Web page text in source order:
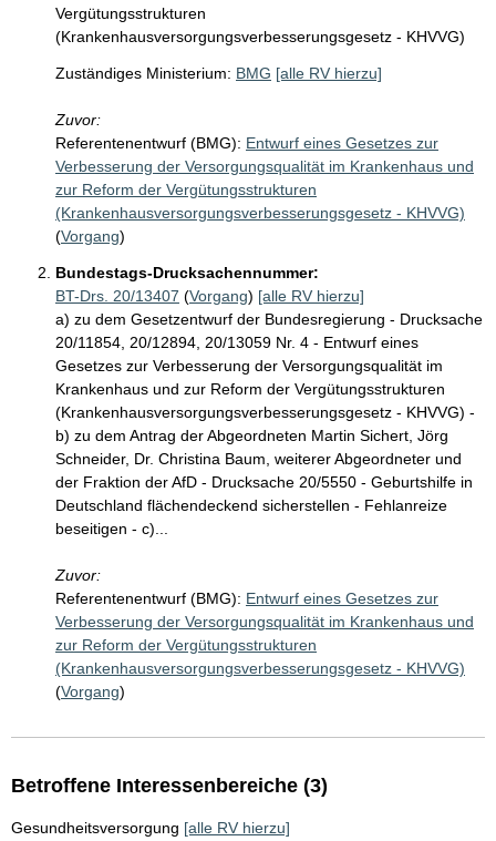
Vergütungsstrukturen
(Krankenhausversorgungsverbesserungsgesetz - KHVVG)
Zuständiges Ministerium: BMG [alle RV hierzu]
Zuvor:
Referentenentwurf (BMG): Entwurf eines Gesetzes zur
Verbesserung der Versorgungsqualität im Krankenhaus und
zur Reform der Vergütungsstrukturen
(Krankenhausversorgungsverbesserungsgesetz - KHVVG)
(Vorgang)
Bundestags-Drucksachennummer:
BT-Drs. 20/13407 (Vorgang) [alle RV hierzu]
a) zu dem Gesetzentwurf der Bundesregierung - Drucksache
20/11854, 20/12894, 20/13059 Nr. 4 - Entwurf eines
Gesetzes zur Verbesserung der Versorgungsqualität im
Krankenhaus und zur Reform der Vergütungsstrukturen
(Krankenhausversorgungsverbesserungsgesetz - KHVVG) -
b) zu dem Antrag der Abgeordneten Martin Sichert, Jörg
Schneider, Dr. Christina Baum, weiterer Abgeordneter und
der Fraktion der AfD - Drucksache 20/5550 - Geburtshilfe in
Deutschland flächendeckend sicherstellen - Fehlanreize
beseitigen - c)...
Zuvor:
Referentenentwurf (BMG): Entwurf eines Gesetzes zur
Verbesserung der Versorgungsqualität im Krankenhaus und
zur Reform der Vergütungsstrukturen
(Krankenhausversorgungsverbesserungsgesetz - KHVVG)
(Vorgang)
Betroffene Interessenbereiche (3)
Gesundheitsversorgung [alle RV hierzu]